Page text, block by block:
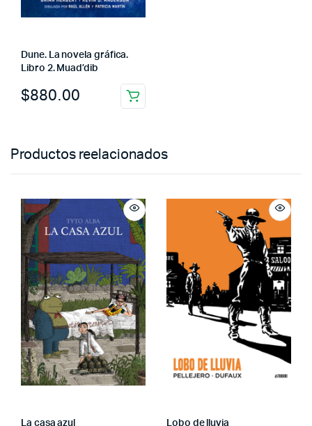
Dune. La novela gráfica.
Libro 2. Muad’dib
$880.00
Productos reelacionados
La casa azul Lobo de lluvia